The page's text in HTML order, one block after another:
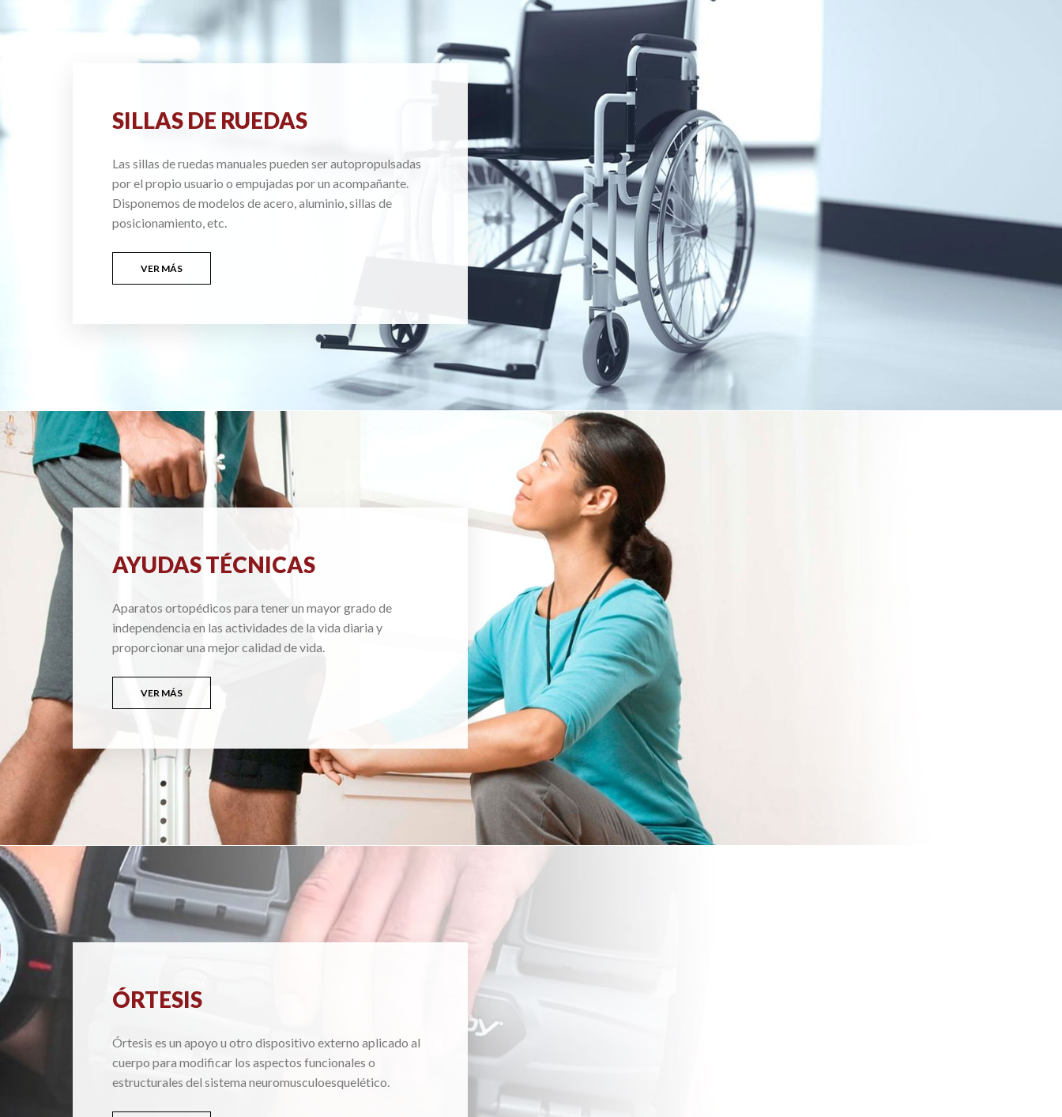
SILLAS DE RUEDAS
Las sillas de ruedas manuales pueden ser autopropulsadas
por el propio usuario o empujadas por un acompañante.
Disponemos de modelos de acero, aluminio, sillas de
posicionamiento, etc.
VER MÁS
AYUDAS TÉCNICAS
Aparatos ortopédicos para tener un mayor grado de
independencia en las actividades de la vida diaria y
proporcionar una mejor calidad de vida.
VER MÁS
ÓRTESIS
Órtesis es un apoyo u otro dispositivo externo aplicado al
cuerpo para modificar los aspectos funcionales o
estructurales del sistema neuromusculoesquelético.